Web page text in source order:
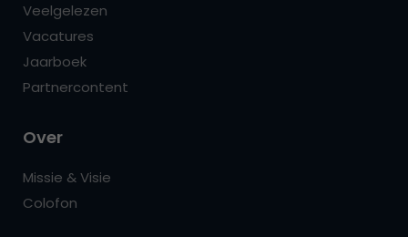
Veelgelezen
Vacatures
Jaarboek
Partnercontent
Over
Missie & Visie
Colofon